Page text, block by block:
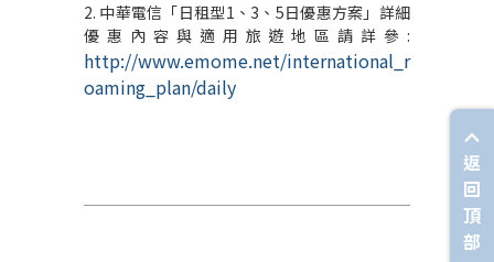
2. 中華電信「日租型1、3、5日優惠方案」詳細
優惠內容與適用旅遊地區請詳參:
http://www.emome.net/international_r
oaming_plan/daily
返
回
頂
部